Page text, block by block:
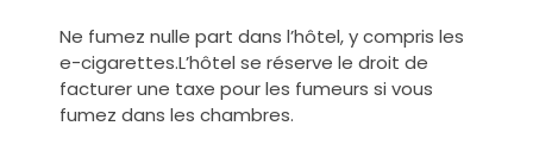
Ne fumez nulle part dans l’hôtel, y compris les
e-cigarettes.L’hôtel se réserve le droit de
facturer une taxe pour les fumeurs si vous
fumez dans les chambres.